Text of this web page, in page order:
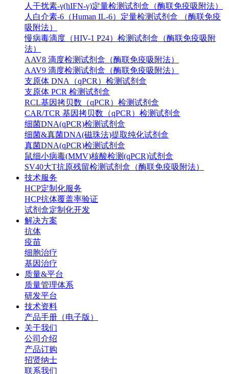
人干扰素-γ(hIFN-γ)定量检测试剂盒（酶联免疫吸附法）
人白介素-6（Human IL-6）定量检测试剂盒 （酶联免疫
吸附法）
慢病毒滴度（HIV-1 P24）检测试剂盒（酶联免疫吸附
法）
AAV8 滴度检测试剂盒（酶联免疫吸附法）
AAV9 滴度检测试剂盒（酶联免疫吸附法）
支原体 DNA（qPCR）检测试剂盒
支原体 PCR 检测试剂盒
RCL基因拷贝数（qPCR）检测试剂盒
CAR/TCR 基因拷贝数（qPCR）检测试剂盒
细菌DNA(qPCR)检测试剂盒
细菌&真菌DNA(磁珠法)提取纯化试剂盒
真菌DNA(qPCR)检测试剂盒
鼠细小病毒(MMV)核酸检测(qPCR)试剂盒
SV40大T抗原残留检测试剂盒（酶联免疫吸附法）
技术服务
HCP定制化服务
HCP抗体覆盖率验证
试剂盒定制化开发
解决方案
抗体
疫苗
细胞治疗
基因治疗
质量&平台
质量管理体系
研发平台
技术资料
产品手册（电子版）
关于我们
公司介绍
产品订购
招贤纳士
联系我们